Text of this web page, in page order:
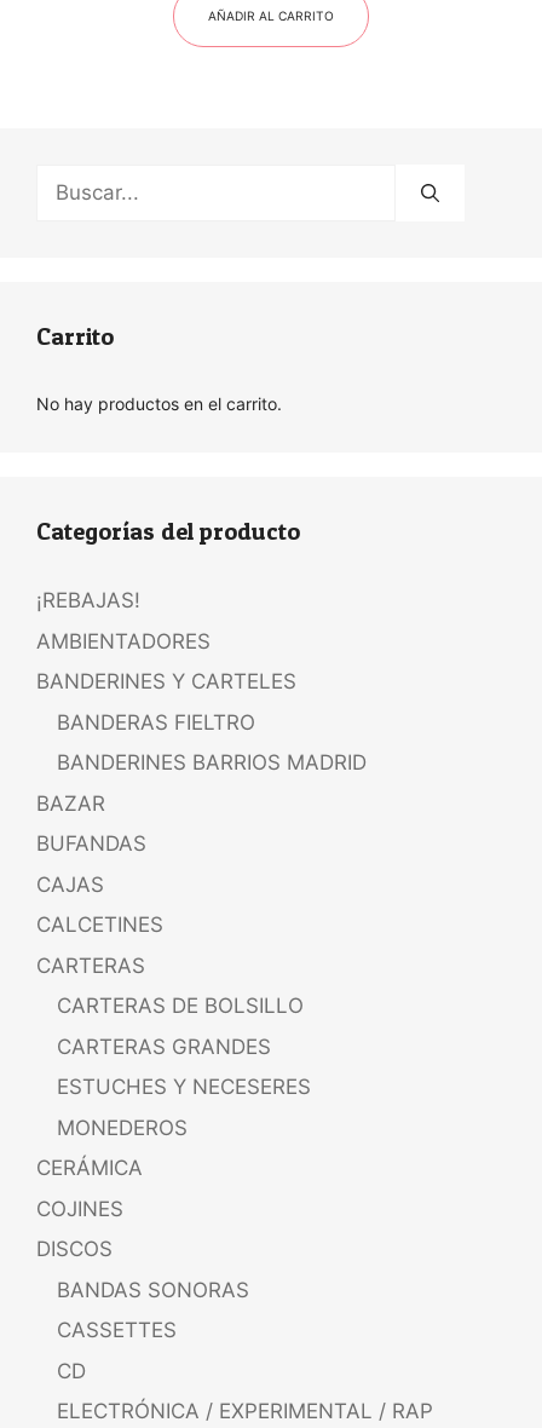
AÑADIR AL CARRITO
Buscar:
Carrito
No hay productos en el carrito.
Categorías del producto
¡REBAJAS!
AMBIENTADORES
BANDERINES Y CARTELES
BANDERAS FIELTRO
BANDERINES BARRIOS MADRID
BAZAR
BUFANDAS
CAJAS
CALCETINES
CARTERAS
CARTERAS DE BOLSILLO
CARTERAS GRANDES
ESTUCHES Y NECESERES
MONEDEROS
CERÁMICA
COJINES
DISCOS
BANDAS SONORAS
CASSETTES
CD
ELECTRÓNICA / EXPERIMENTAL / RAP